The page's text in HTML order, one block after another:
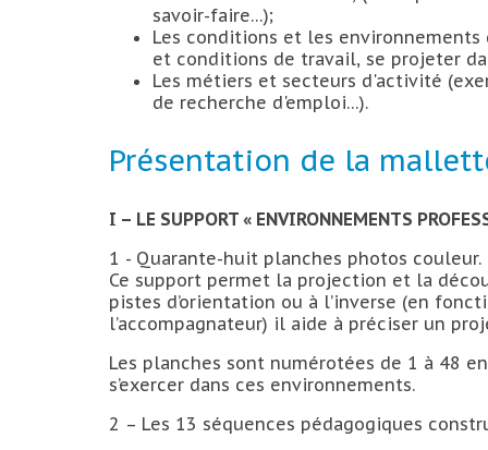
savoir-faire…);
Les conditions et les
et conditions de travail, se projeter
Les métiers et secteurs d'activité
de recherche d'emploi…).
Présentation de la
I – LE SUPPORT « ENVIRONNEMENTS
1 - Quarante-huit planches photos
Ce support permet la projection et la
pistes d’orientation ou à l’inverse (en
l’accompagnateur) il aide à préciser un
Les planches sont numérotées de 1 à 48
s’exercer dans ces environnements.
2 – Les 13 séquences pédagogiques